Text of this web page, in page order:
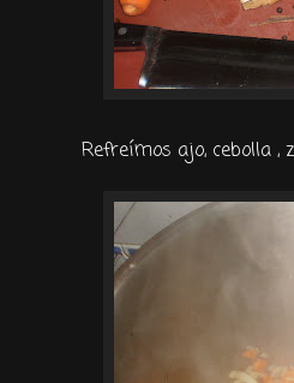
Refreímos ajo, cebolla